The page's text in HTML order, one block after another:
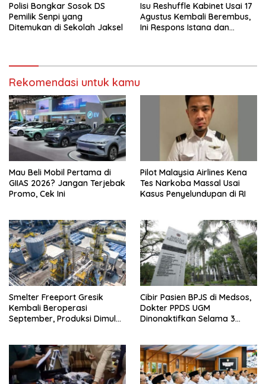
Polisi Bongkar Sosok DS
Pemilik Senpi yang
Ditemukan di Sekolah Jaksel
Isu Reshuffle Kabinet Usai 17
Agustus Kembali Berembus,
Ini Respons Istana dan
Rekomendasi untuk kamu
Mau Beli Mobil Pertama di
GIIAS 2026? Jangan Terjebak
Promo, Cek Ini
Pilot Malaysia Airlines Kena
Tes Narkoba Massal Usai
Kasus Penyelundupan di RI
Smelter Freeport Gresik
Kembali Beroperasi
September, Produksi Dimulai
Cibir Pasien BPJS di Medsos,
Dokter PPDS UGM
Dinonaktifkan Selama 3